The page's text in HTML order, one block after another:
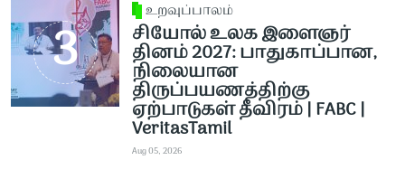
உறவுப்பாலம்
சியோல் உலக இளைஞர்
தினம் 2027: பாதுகாப்பான,
நிலையான
திருப்பயணத்திற்கு
ஏற்பாடுகள் தீவிரம் | FABC |
VeritasTamil
Aug 05, 2026